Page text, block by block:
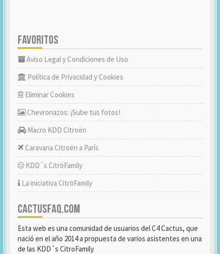
FAVORITOS
Aviso Legal y Condiciones de Uso
Política de Privacidad y Cookies
Eliminar Cookies
Chevronazos: ¡Sube tus fotos!
Macro KDD Citroën
Caravana Citroën a París
KDD´s CitröFamily
La iniciativa CitröFamily
CACTUSFAQ.COM
Esta web es una comunidad de usuarios del C4 Cactus, que
nació en el año 2014 a propuesta de varios asistentes en una
de las KDD´s CitroFamily.